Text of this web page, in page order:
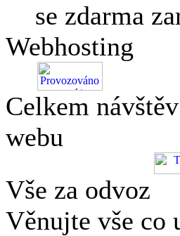
se zdarma
Webhosting
Celkem
webu
Vše za odvoz
Věnujte vše co